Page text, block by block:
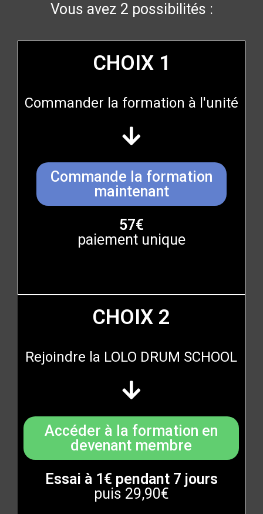
Vous avez 2 possibilités :
CHOIX 1
Commander la formation à l'unité
Commande la formation
maintenant
57€
paiement unique
CHOIX 2
Rejoindre la LOLO DRUM SCHOOL
Accéder à la formation en
devenant membre
Essai à 1€ pendant 7 jours
puis 29,90€